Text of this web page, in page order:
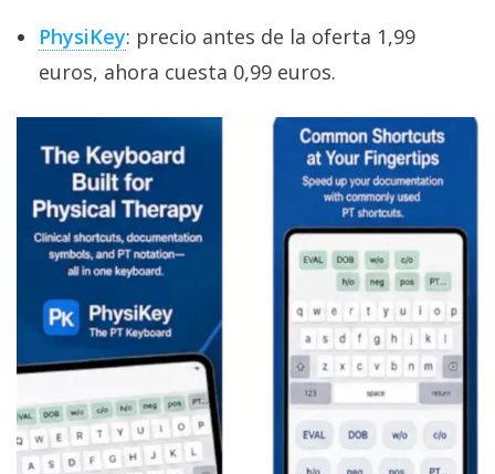
PhysiKey: precio antes de la oferta 1,99
euros, ahora cuesta 0,99 euros.